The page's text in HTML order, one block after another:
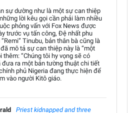
sự dường như là một sự can thiệp
lời kêu gọi cần phải làm nhiều
phỏng vấn với Fox News được
trước vụ tấn công, Đệ nhất phu
Tinubu, bản thân bà cũng là
mô tả sự can thiệp này là “một
thêm: “Chúng tôi hy vọng sẽ có
đưa ra một bản tường thuật chi tiết
phủ Nigeria đang thực hiện để
vào người Kitô giáo.
Priest kidnapped and three